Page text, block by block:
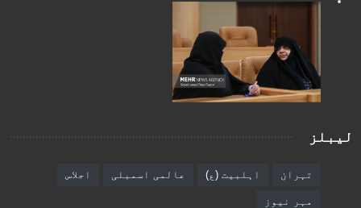
لیبلز
تہران اہلبیت (ع) عالمی اسمبلی اجلاس
مہر نیوز